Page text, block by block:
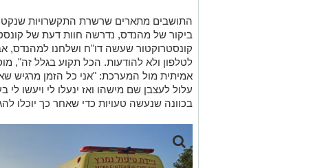
התושבים מתארים שרשרת התקשרויות
ביקור של מהנדס, נדרשה חוות דעת של
קונסטרוקטור שעשה דו"ח ושלחנו למהנדס,
לטלפון ולא להודעות. הכל תקוע בגלל זה",
אמיתית מול המערכת: "אני כל הזמן מרגיש
עלול לעצבן שם מישהו ואז ינעלו לי ויעשו לי
בכוונה שנעשה טעויות כדי שאחר כך יוכלו